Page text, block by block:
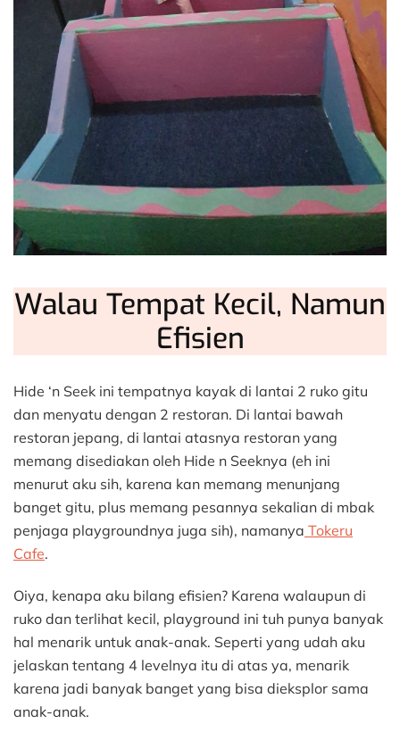
Walau Tempat Kecil, Namun
Efisien
Hide ‘n Seek ini tempatnya kayak di lantai 2 ruko gitu
dan menyatu dengan 2 restoran. Di lantai bawah
restoran jepang, di lantai atasnya restoran yang
memang disediakan oleh Hide n Seeknya (eh ini
menurut aku sih, karena kan memang menunjang
banget gitu, plus memang pesannya sekalian di mbak
penjaga playgroundnya juga sih), namanya Tokeru
Cafe.
Oiya, kenapa aku bilang efisien? Karena walaupun di
ruko dan terlihat kecil, playground ini tuh punya banyak
hal menarik untuk anak-anak. Seperti yang udah aku
jelaskan tentang 4 levelnya itu di atas ya, menarik
karena jadi banyak banget yang bisa dieksplor sama
anak-anak.